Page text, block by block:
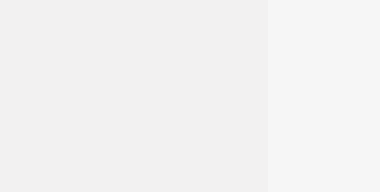
os/
base-7.txt
KEY-sl7